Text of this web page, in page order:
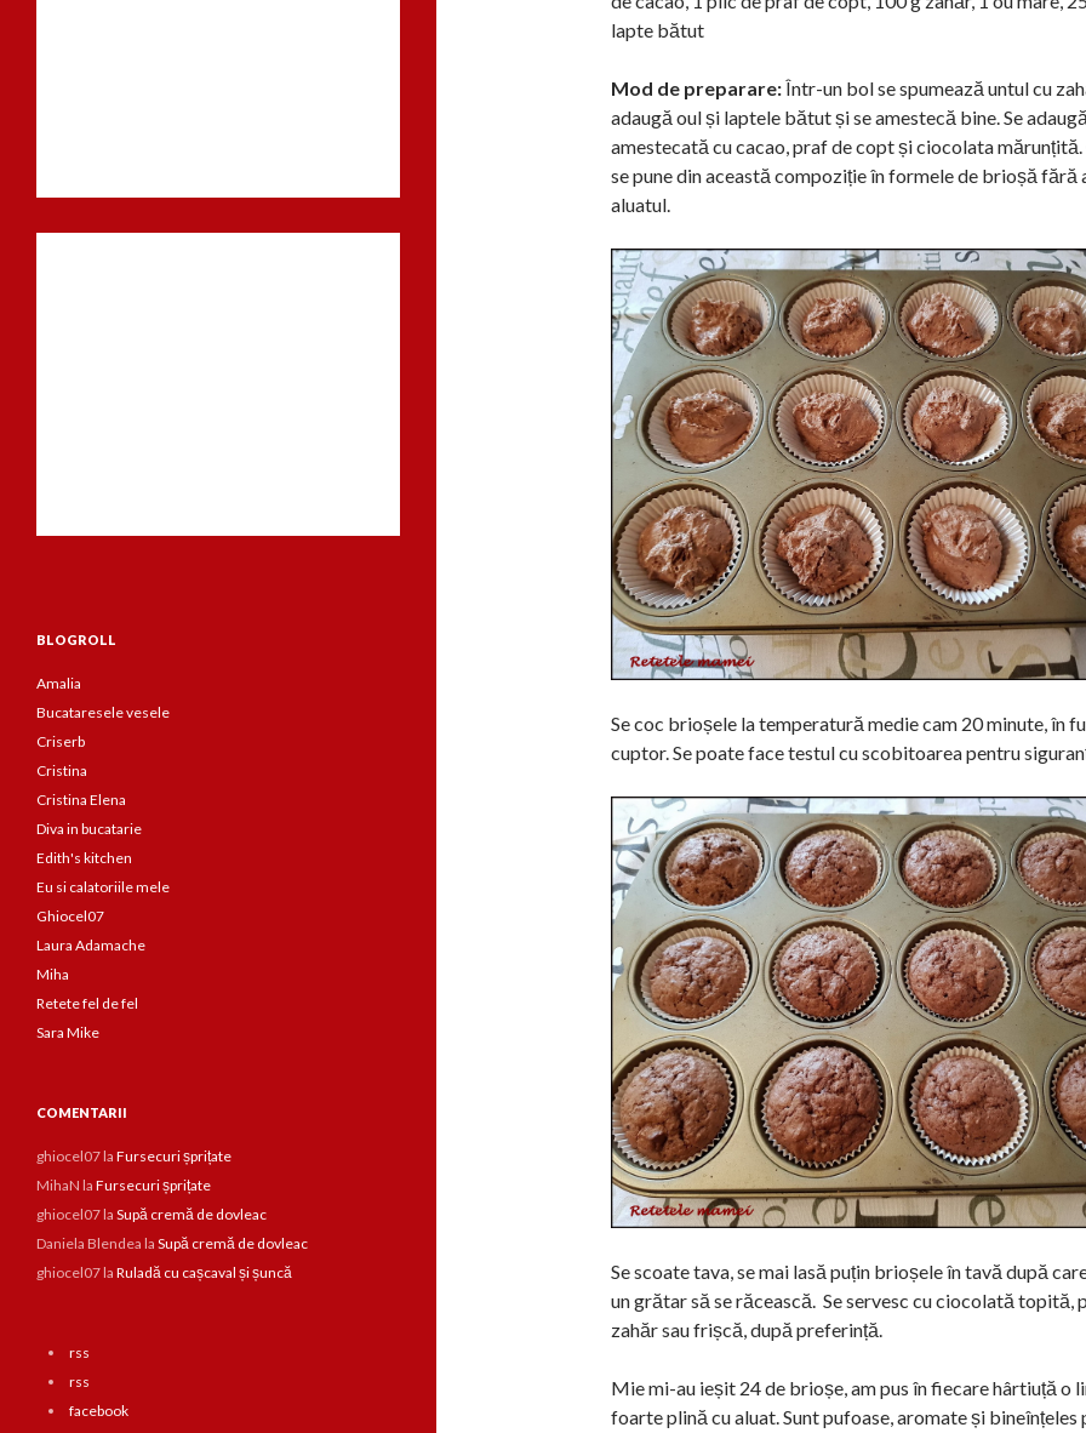
lapte bătut
Mod de preparare:Într-un bol se spumează untul cu
adaugă oul și laptele bătut și se amestecă bine. Se
amestecată cu cacao, praf de copt și ciocolata mărunțită.
se pune din această compoziție în formele de brioșă fără
aluatul.
Se coc brioșele la temperatură medie cam 20 minute, în
cuptor. Se poate face testul cu scobitoarea pentru
Se scoate tava, se mai lasă puțin brioșele în tavă după
un grătar să se răcească. Se servesc cu ciocolată topită,
zahăr sau frișcă, după preferință.
Mie mi-au ieșit 24 de brioșe, am pus în fiecare hârtiuță o
foarte plină cu aluat. Sunt pufoase, aromate și bineînțeles
BLOGROLL
Amalia
Bucataresele vesele
Criserb
Cristina
Cristina Elena
Diva in bucatarie
Edith's kitchen
Eu si calatoriile mele
Ghiocel07
Laura Adamache
Miha
Retete fel de fel
Sara Mike
COMENTARII
ghiocel07la Fursecuri șprițate
MihaN la Fursecuri șprițate
ghiocel07la Supă cremă de dovleac
Daniela Blendea la Supă cremă de dovleac
ghiocel07la Ruladă cu cașcaval și șuncă
rss
rss
facebook